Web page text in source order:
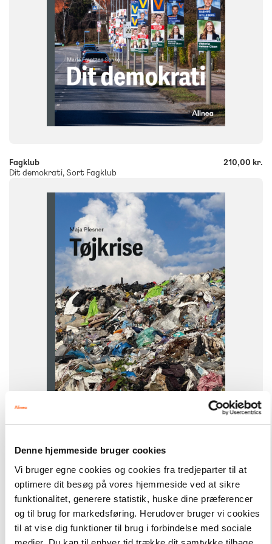
Denne hjemmeside bruger cookies
Vi bruger egne cookies og cookies fra tredjeparter til at
optimere dit besøg på vores hjemmeside ved at sikre
funktionalitet, generere statistik, huske dine præferencer
og til brug for markedsføring. Herudover bruger vi cookies
til at vise dig funktioner til brug i forbindelse med sociale
+
Fagklub
Dit demokrati, Sort Fagklub
210,00 kr.
8. klasse 9. klasse 10. klasse
FORMAT
Flergangsbog
9788723579782
Fagklub
Tøjkrise, Sort Fagklub
220,00 kr.
Hent flere